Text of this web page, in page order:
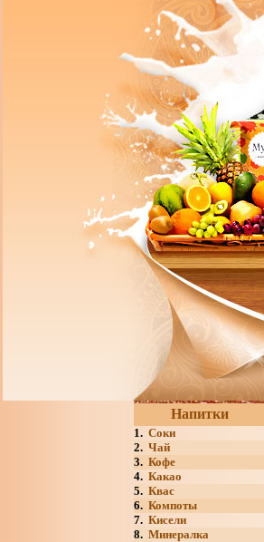
Напитки
1. Соки
2. Чай
3. Кофе
4. Какао
5. Квас
6. Компоты
7. Кисели
8. Минералка